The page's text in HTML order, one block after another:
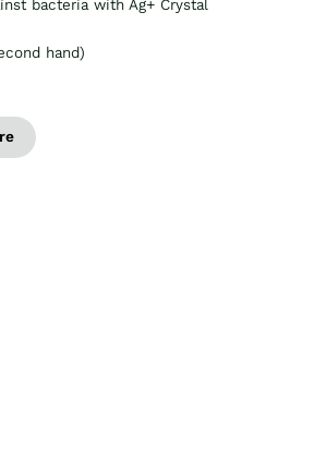
bacteria with Ag+ Crystal
hand)